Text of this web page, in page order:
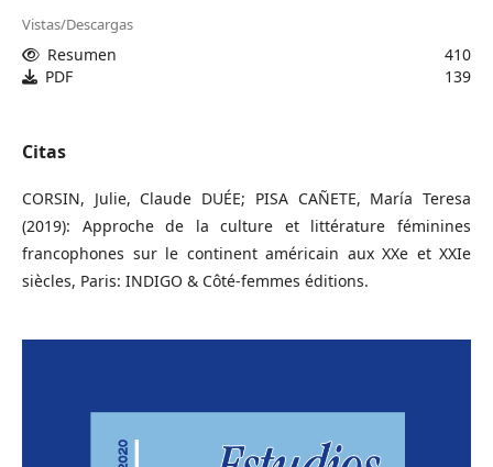
Vistas/Descargas
Resumen
410
PDF
139
Citas
CORSIN, Julie, Claude DUÉE; PISA CAÑETE, María Teresa
(2019): Approche de la culture et littérature féminines
francophones sur le continent américain aux XXe et XXIe
siècles, Paris: INDIGO & Côté-femmes éditions.